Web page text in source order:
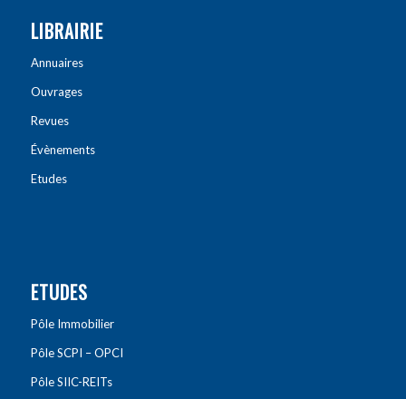
LIBRAIRIE
Annuaires
Ouvrages
Revues
Évènements
Etudes
ETUDES
Pôle Immobilier
Pôle SCPI – OPCI
Pôle SIIC-REITs